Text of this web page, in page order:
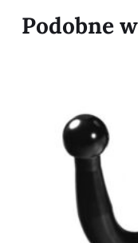
Podobne